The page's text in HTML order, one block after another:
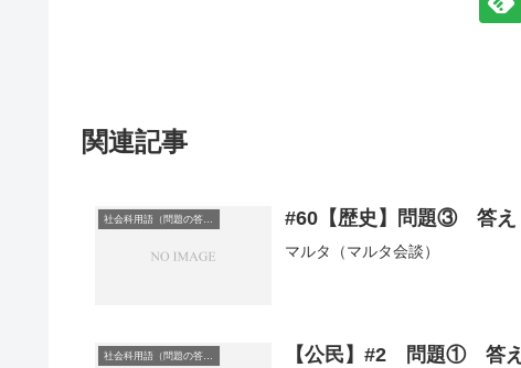
関連記事
社会科用語（問題の答え） #60【歴史】問題③ 答え
マルタ（マルタ会談）
社会科用語（問題の答え） 【公民】#2 問題① 答え